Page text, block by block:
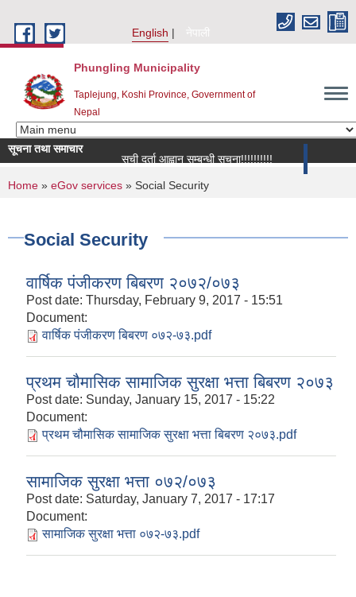
English
नेपाली
Phungling Municipality
Taplejung, Koshi Province, Government of
Nepal
सूचना तथा समाचार
सूची दर्ता आह्वान सम्बन्धी सूचना!!!!!!!!!!
You are here
Home » eGov services » Social Security
Social Security
वार्षिक पंजीकरण बिबरण २०७२/०७३
Post date: Thursday, February 9, 2017 - 15:51
Document:
वार्षिक पंजीकरण बिबरण ०७२-७३.pdf
प्रथम चौमासिक सामाजिक सुरक्षा भत्ता बिबरण २०७३
Post date: Sunday, January 15, 2017 - 15:22
Document:
प्रथम चौमासिक सामाजिक सुरक्षा भत्ता बिबरण २०७३.pdf
सामाजिक सुरक्षा भत्ता ०७२/०७३
Post date: Saturday, January 7, 2017 - 17:17
Document:
सामाजिक सुरक्षा भत्ता ०७२-७३.pdf